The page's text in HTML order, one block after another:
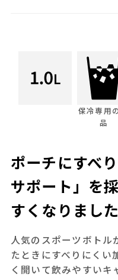
保冷専用
品
ポーチにすべ
サポート」を
すくなりました
人気のスポーツボトル
たときにすべりにくい
く開いて飲みやすい